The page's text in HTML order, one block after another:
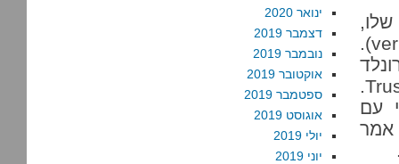
הוא השתמש בהנגדה בין אמון (trust) ואימות (verifying).
רייגן, בשיחות שלו עם מיכאיל גורבצ’וב: Trust, but verify.
עם
אמר
ינואר 2020
דצמבר 2019
נובמבר 2019
אוקטובר 2019
ספטמבר 2019
אוגוסט 2019
יולי 2019
יוני 2019